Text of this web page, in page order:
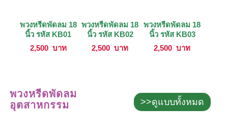
พวงหรีดพัดลม 18
นิ้ว รหัส KB01
2,500 บาท
พวงหรีดพัดลม 18
นิ้ว รหัส KB02
2,500 บาท
พวงหรีดพัดลม 18
นิ้ว รหัส KB03
2,500 บาท
พวงหรีดพัดลม
อุตสาหกรรม
>>ดูแบบทั้งหมด